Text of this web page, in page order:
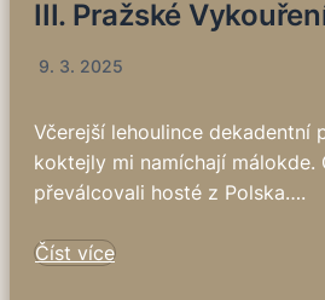
III. Pražské
9. 3. 2025
Včerejší lehoulince dekadentní
koktejly mi namíchají málokde.
převálcovali hosté z Polska….
Číst více